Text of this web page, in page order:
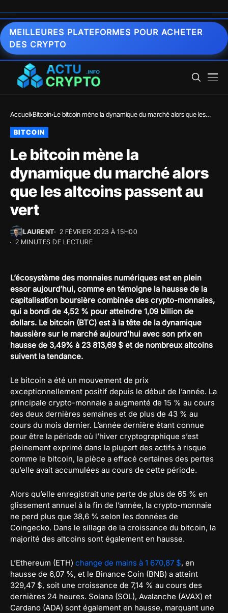
MEILLEURES PLATEFORMES POUR ACHETER
DES CRYPTO
Accueil Bitcoin Le bitcoin mène la dynamique du marché alors que les
BITCOIN
Le bitcoin mène la
dynamique du marché alors
que les altcoins passent au
vert
LAURENT
2 FÉVRIER 2023 À 15H00
2 MINUTES DE LECTURE
L’écosystème des monnaies numériques est en plein
essor aujourd’hui, comme en témoigne la hausse de la
capitalisation boursière combinée des crypto-monnaies,
qui a bondi de 4,52 % pour atteindre 1,09 billion de
dollars. Le bitcoin (BTC) est à la tête de la dynamique
haussière sur le marché aujourd’hui avec son prix en
hausse de 3,49% à 23 813,69 $ et de nombreux altcoins
suivent la tendance.
Le bitcoin a été un mouvement de prix
exceptionnellement positif depuis le début de l’année. La
principale crypto-monnaie a augmenté de 15 % au cours
des deux dernières semaines et de plus de 43 % au
cours du mois dernier. L’année dernière étant connue
pour être la période où l’hiver cryptographique s’est
pleinement exprimé dans la plupart des actifs à risque
comme le bitcoin, la pièce a effacé certaines des pertes
qu’elle avait accumulées au cours de cette période.
Alors qu’elle enregistrait une perte de plus de 65 % en
glissement annuel à la fin de l’année, la crypto-monnaie
ne perd plus que 38,6 % selon les données de
Coingecko. Dans le sillage de la croissance du bitcoin, la
majorité des altcoins sont également en hausse.
L’Ethereum (ETH) change de mains à 1 670,87 $, en
hausse de 6,07 %, et le Binance Coin (BNB) a atteint
329,47 $, soit une croissance de 7,14 % au cours des
dernières 24 heures. Solana (SOL), Avalanche (AVAX) et
Cardano (ADA) sont également en hausse, marquant une